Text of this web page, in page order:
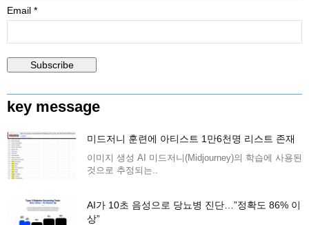
Email *
key message
미드저니 훈련에 아티스트 1만6천명 리스트 존재
이미지 생성 AI 미드저니(Midjourney)의 학습에 사용된
것으로 추정되는..
AI가 10초 음성으로 당뇨병 진단…”정확도 86% 이
상”